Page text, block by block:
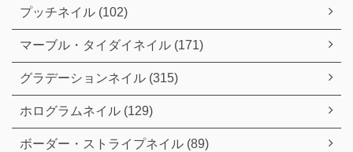
プッチネイル (102)
マーブル・タイダイネイル (171)
グラデーションネイル (315)
ホログラムネイル (129)
ボーダー・ストライプネイル (89)